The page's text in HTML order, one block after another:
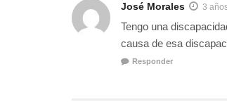
José Morales 3
Tengo una
causa de esa
Responder